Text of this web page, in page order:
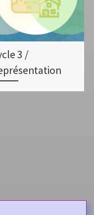
3 /